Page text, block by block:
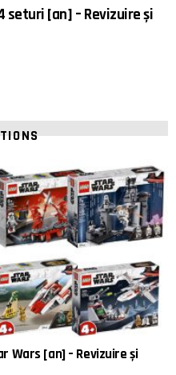
seturi [an] – Revizuire și
Wars [an] – Revizuire și